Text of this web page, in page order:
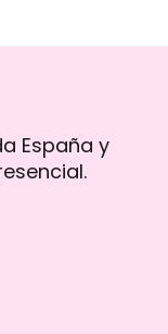
España y